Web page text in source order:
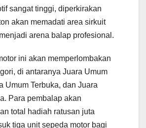
sangat tinggi, diperkirakan
akan memadati area sirkuit
arena balap profesional.
ini akan memperlombakan
di antaranya Juara Umum
Umum Terbuka, dan Juara
Para pembalap akan
total hadiah ratusan juta
tiga unit sepeda motor bagi